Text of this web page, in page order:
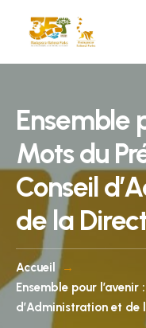
Skip
content
Ensemble
Mots du
Conseil
de la
Accueil
Ensemble pour l’avenir
d’Administration et de
for: